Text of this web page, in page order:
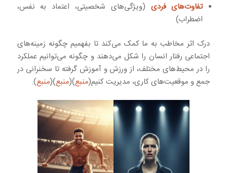
تفاوت‌های فردی (ویژگی‌های شخصیتی، اعتماد به نفس،
اضطراب)
درک اثر مخاطب به ما کمک می‌کند تا بفهمیم چگونه زمینه‌های
اجتماعی رفتار انسان را شکل می‌دهند و چگونه می‌توانیم عملکرد
را در محیط‌های مختلف، از ورزش و آموزش گرفته تا سخنرانی در
جمع و موقعیت‌های کاری، مدیریت کنیم(منبع)(منبع)(منبع).